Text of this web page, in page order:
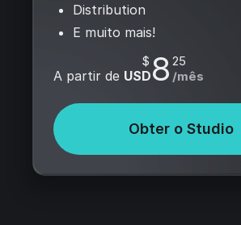
Distribution
E muito mais!
A partir de USD
$ 8 25
/mês
Obter o Studio